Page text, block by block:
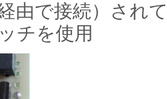
由で接続）され
チを使用